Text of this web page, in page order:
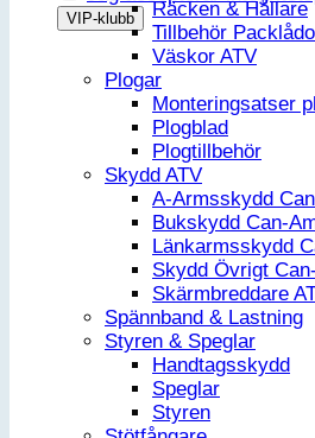
Räcken & Hållare
Tillbehör
Väskor ATV
Plogar
Monteringsatser
Plogblad
Plogtillbehör
Skydd ATV
A-Armsskydd
Bukskydd Can-
Länkarmsskydd
Skydd Övrigt
Skärmbreddare
Spännband & Lastning
Styren & Speglar
Handtagsskydd
Speglar
Styren